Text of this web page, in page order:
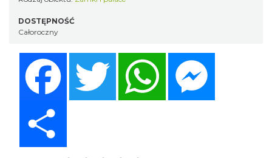
DOSTĘPNOŚĆ
Całoroczny
Twitter WhatsApp